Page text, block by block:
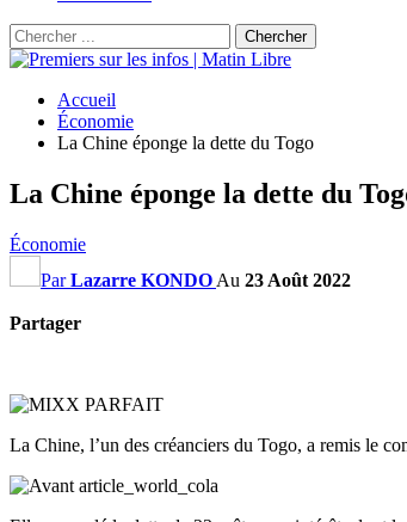
Accueil
Économie
La Chine éponge la dette du Togo
La Chine éponge la dette du
Économie
ParLazarre KONDO Au 23 Août 2022
Partager
La Chine, l’un des créanciers du Togo, a remis le